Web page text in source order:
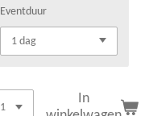
Eventduur
In